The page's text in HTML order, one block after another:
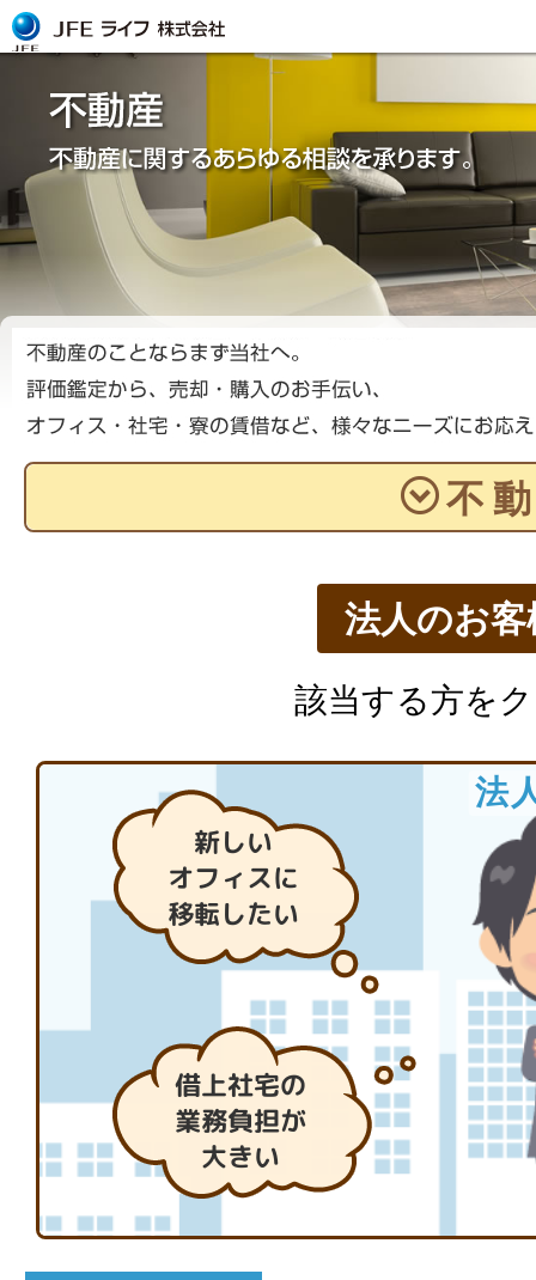
TOP
企業情報
About us
サービス
Service
For JFE Group
Recruit
Contact
法人のお客
該当する方を
法
新しい
オフィスに
移転したい
借上社宅の
業務負担が
大きい
不